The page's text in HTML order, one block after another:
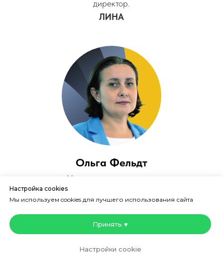
директор.
ЛИНА
Ольга Фельдт
Управляющий директор
Настройка cookies
Мы используем cookies для лучшего использования сайта
Принять ♥
Настройки cookie